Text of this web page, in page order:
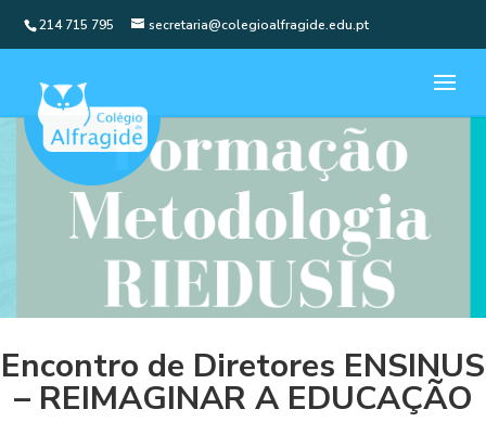
214 715 795 secretaria@colegioalfragide.edu.pt
Encontro de Diretores ENSINUS
– REIMAGINAR A EDUCAÇÃO